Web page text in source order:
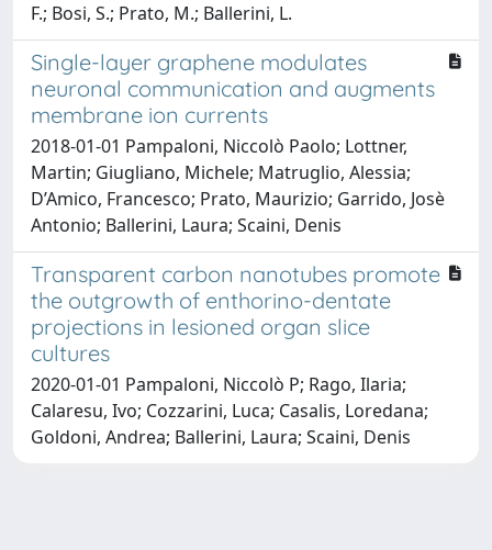
F.; Bosi, S.; Prato, M.; Ballerini, L.
Single-layer graphene modulates
neuronal communication and augments
membrane ion currents
2018-01-01 Pampaloni, Niccolò Paolo; Lottner,
Martin; Giugliano, Michele; Matruglio, Alessia;
D’Amico, Francesco; Prato, Maurizio; Garrido, Josè
Antonio; Ballerini, Laura; Scaini, Denis
Transparent carbon nanotubes promote
the outgrowth of enthorino-dentate
projections in lesioned organ slice
cultures
2020-01-01 Pampaloni, Niccolò P; Rago, Ilaria;
Calaresu, Ivo; Cozzarini, Luca; Casalis, Loredana;
Goldoni, Andrea; Ballerini, Laura; Scaini, Denis